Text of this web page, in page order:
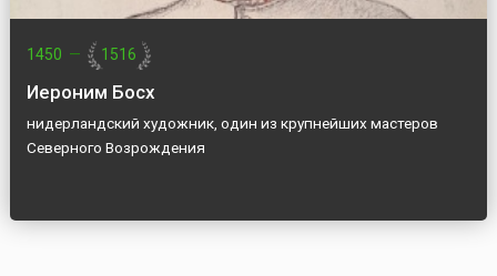
1450 — 1516
Иероним Босх
нидерландский художник, один из крупнейших мастеров
Северного Возрождения